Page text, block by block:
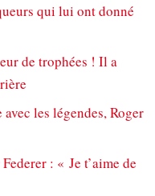
qui lui ont donné
de trophées ! Il a
les légendes, Roger
: « Je t’aime de